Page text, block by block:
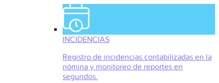
INCIDENCIAS
Registro de incidencias contabilizadas en la
nómina y monitoreo de reportes en
segundos.